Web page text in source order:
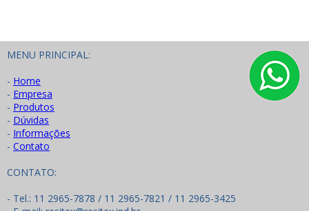
MENU PRINCIPAL:
- Home
- Empresa
- Produtos
- Dúvidas
- Informações
- Contato
CONTATO:
- Tel.: 11 2965-7878 / 11 2965-7821 / 11 2965-3425